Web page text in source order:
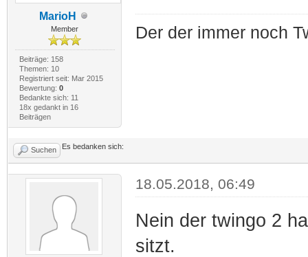
MarioH
Member
Beiträge: 158
Themen: 10
Registriert seit: Mar 2015
Bewertung: 0
Bedankte sich: 11
18x gedankt in 16
Beiträgen
Der der immer noch
Suchen Es bedanken sich:
18.05.2018, 06:49
Nein der twingo 2
sitzt.